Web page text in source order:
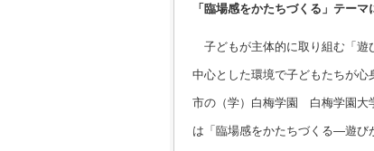
「臨場感をかたちづくる」テー
子どもが主体的に取り組む「遊
中心とした環境で子どもたちが
市の（学）白梅学園 白梅学園大
は「臨場感をかたちづくる―遊び